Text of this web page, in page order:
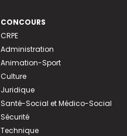
CONCOURS
CRPE
Administration
Animation-Sport
Culture
Juridique
Santé-Social et Médico-Social
Sécurité
Technique